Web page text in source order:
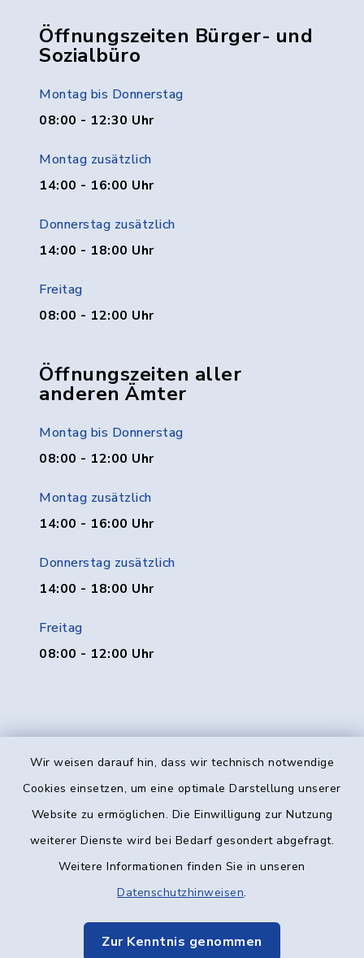
Wir weisen darauf hin, dass wir technisch notwendige
Cookies einsetzen, um eine optimale Darstellung unserer
Website zu ermöglichen. Die Einwilligung zur Nutzung
weiterer Dienste wird bei Bedarf gesondert abgefragt.
Weitere Informationen finden Sie in unseren
Datenschutzhinweisen.
Zur Kenntnis genommen
Öffnungszeiten Bürger- und
Sozialbüro
Montag bis Donnerstag
08:00 - 12:30 Uhr
Montag zusätzlich
14:00 - 16:00 Uhr
Donnerstag zusätzlich
14:00 - 18:00 Uhr
Freitag
08:00 - 12:00 Uhr
Öffnungszeiten aller
anderen Ämter
Montag bis Donnerstag
08:00 - 12:00 Uhr
Montag zusätzlich
14:00 - 16:00 Uhr
Donnerstag zusätzlich
14:00 - 18:00 Uhr
Freitag
08:00 - 12:00 Uhr
Kontakt
Datenschutz